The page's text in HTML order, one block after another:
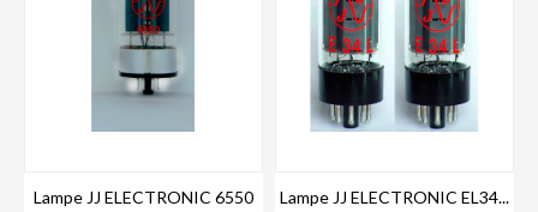
Lampe JJ ELECTRONIC 6550 Lampe JJ ELECTRONIC EL34...